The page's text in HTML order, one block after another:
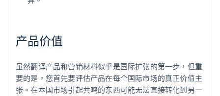
产品价值
虽然翻译产品和营销材料似乎是国际扩张的第一步，但重
要的是，您首先要评估产品在每个国际市场的真正价值主
张。在本国市场引起共鸣的东西可能无法直接转化到另一